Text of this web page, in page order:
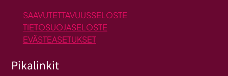
SAAVUTETTAVUUSSELOSTE
TIETOSUOJASELOSTE
EVÄSTEASETUKSET
Pikalinkit